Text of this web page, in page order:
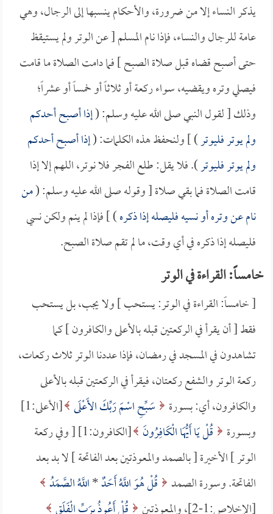
يذكر النساء إلا من ضرورة، والأحكام ينسبها إلى الرجال، وهي
عامة للرجال والنساء، فإذا نام المسلم [ عن الوتر ولم يستيقظ
حتى أصبح قضاه قبل صلاة الصبح ] فما دامت الصلاة ما قامت
فيصلي وتره ويقضيه، سواء ركعة أو ثلاثاً أو خمساً أو عشراً؛
وذلك [ لقول النبي صلى الله عليه وسلم: (إذا أصبح أحدكم
ولم يوتر فليوتر) ] ولنحفظ هذه الكلمات: (إذا أصبح أحدكم
ولم يوتر فليوتر). فلا يقل: طلع الفجر فلا نوتر، اللهم إلا إذا
قامت الصلاة فما بقي صلاة [ وقوله صلى الله عليه وسلم: (من
نام عن وتره أو نسيه فليصله إذا ذكره) ] فإذا لم ينم ولكن نسي
فليصله إذا ذكره في أي وقت، ما لم تقم صلاة الصبح.
خامساً: القراءة في الوتر
[ خامساً: القراءة في الوتر: يستحب ] ولا يجب، بل يستحب
فقط [ أن يقرأ في الركعتين قبله بالأعلى والكافرون ] كما
تشاهدون في المسجد في رمضان، فإذا عددنا الوتر ثلاث ركعات،
ركعة الوتر والشفع ركعتان، فيقرأ في الركعتين قبله بالأعلى
والكافرون، أي: بسورة
سَبِّحِ اسْمَ رَبِّكَ الأَعْلَى
[الأعلى:1]
وبسورة
قُلْ يَا أَيُّهَا الْكَافِرُونَ
[الكافرون:1] [ وفي ركعة
الوتر ] الأخيرة [ بالصمد والمعوذتين بعد الفاتحة ] لا بد بعد
الفاتحة. وسورة الصمد قُلْ هُوَ اللَّهُ أَحَدٌ*اللَّهُ الصَّمَدُ